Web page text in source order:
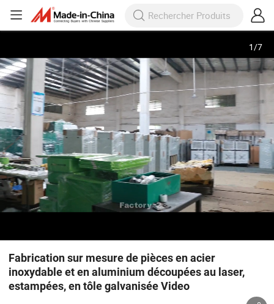
1/7
Fabrication sur mesure de pièces en acier
inoxydable et en aluminium découpées au laser,
estampées, en tôle galvanisée Video